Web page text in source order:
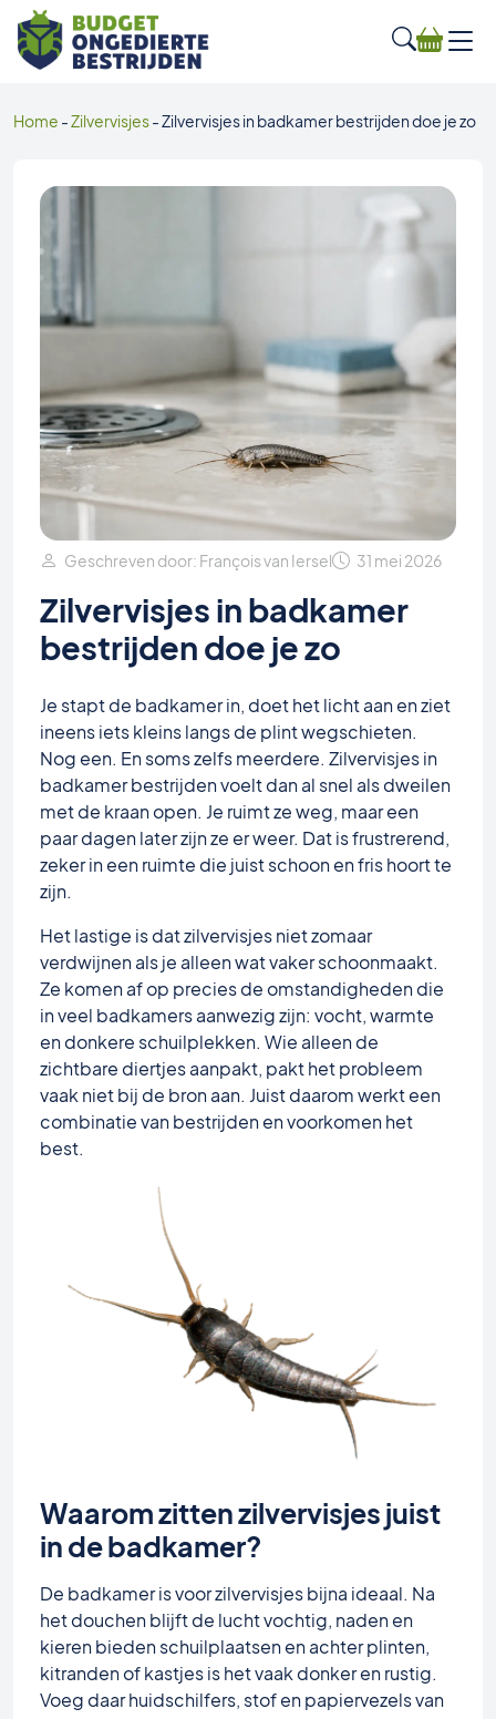
Home -Zilvervisjes-Zilvervisjes in badkamer bestrijden doe je zo
Geschreven door: François van Iersel 31 mei 2026
Zilvervisjes in badkamer
bestrijden doe je zo
Je stapt de badkamer in, doet het licht aan en ziet
ineens iets kleins langs de plint wegschieten.
Nog een. En soms zelfs meerdere. Zilvervisjes in
badkamer bestrijden voelt dan al snel als dweilen
met de kraan open. Je ruimt ze weg, maar een
paar dagen later zijn ze er weer. Dat is frustrerend,
zeker in een ruimte die juist schoon en fris hoort te
zijn.
Het lastige is dat zilvervisjes niet zomaar
verdwijnen als je alleen wat vaker schoonmaakt.
Ze komen af op precies de omstandigheden die
in veel badkamers aanwezig zijn: vocht, warmte
en donkere schuilplekken. Wie alleen de
zichtbare diertjes aanpakt, pakt het probleem
vaak niet bij de bron aan. Juist daarom werkt een
combinatie van bestrijden en voorkomen het
best.
Waarom zitten zilvervisjes juist
in de badkamer?
De badkamer is voor zilvervisjes bijna ideaal. Na
het douchen blijft de lucht vochtig, naden en
kieren bieden schuilplaatsen en achter plinten,
kitranden of kastjes is het vaak donker en rustig.
Voeg daar huidschilfers, stof en papiervezels van